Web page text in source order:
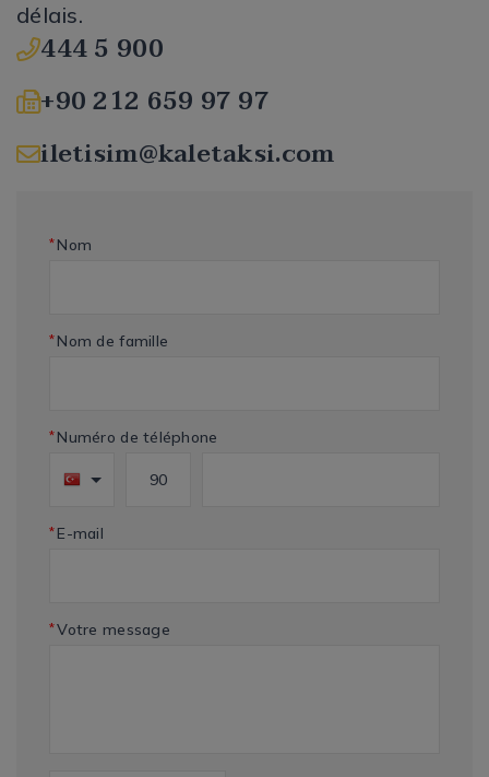
délais.
444 5 900
+90 212 659 97 97
iletisim@kaletaksi.com
* Nom
* Nom de famille
* Numéro de téléphone
* E-mail
*Votre message